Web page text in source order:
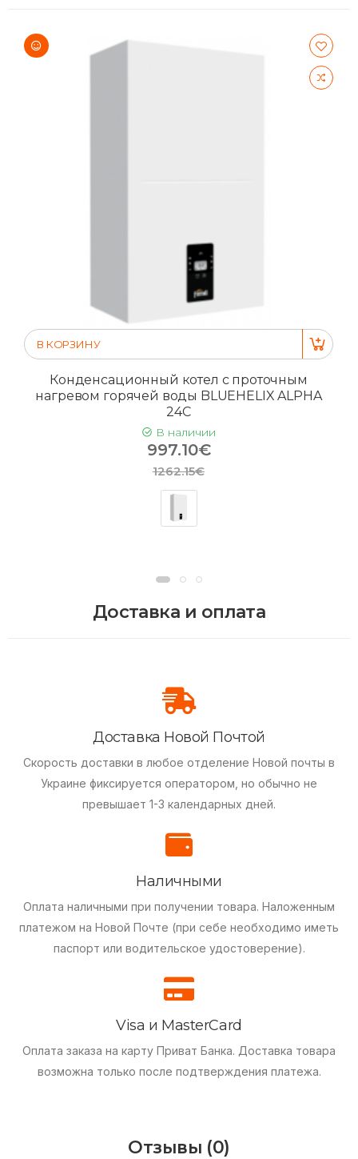
В КОРЗИНУ
Конденсационный котел с проточным
нагревом горячей воды BLUEHELIX ALPHA
24C
В наличии
997.10€
1262.15€
Доставка и оплата
Доставка Новой Почтой
Скорость доставки в любое отделение Новой почты в
Украине фиксируется оператором, но обычно не
превышает 1-3 календарных дней.
Наличными
Оплата наличными при получении товара. Наложенным
платежом на Новой Почте (при себе необходимо иметь
паспорт или водительское удостоверение).
Visa и MasterCard
Оплата заказа на карту Приват Банка. Доставка товара
возможна только после подтверждения платежа.
Отзывы (0)